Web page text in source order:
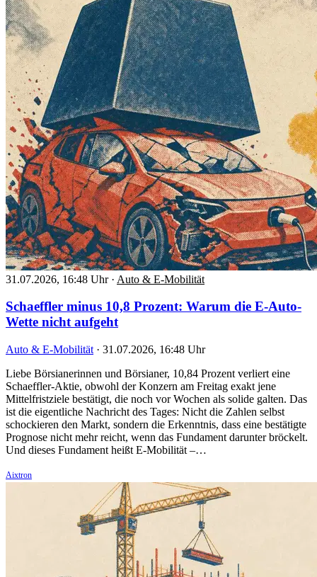
31.07.2026, 16:48 Uhr · Auto & E-Mobilität
Schaeffler minus 10,8 Prozent: Warum die E-Auto-
Wette nicht aufgeht
Auto & E-Mobilität · 31.07.2026, 16:48 Uhr
Liebe Börsianerinnen und Börsianer, 10,84 Prozent verliert eine
Schaeffler-Aktie, obwohl der Konzern am Freitag exakt jene
Mittelfristziele bestätigt, die noch vor Wochen als solide galten. Das
ist die eigentliche Nachricht des Tages: Nicht die Zahlen selbst
schockieren den Markt, sondern die Erkenntnis, dass eine bestätigte
Prognose nicht mehr reicht, wenn das Fundament darunter bröckelt.
Und dieses Fundament heißt E-Mobilität –…
Aixtron